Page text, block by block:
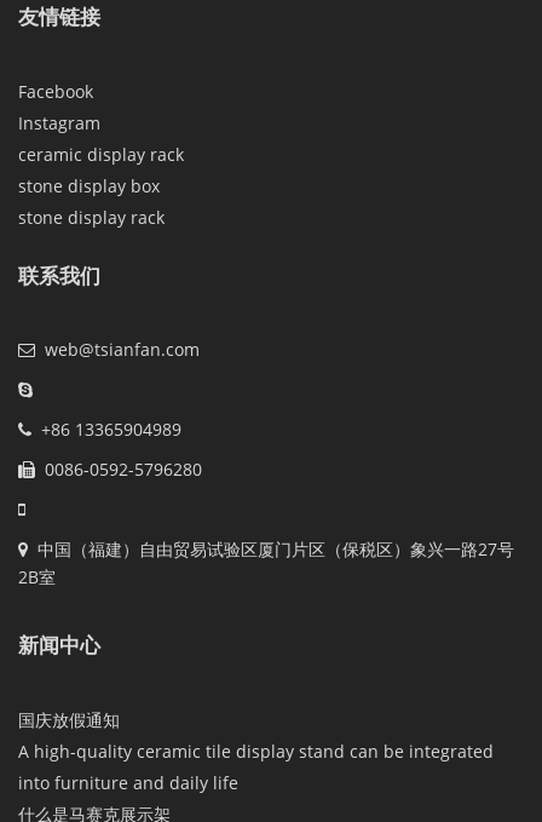
友情链接
Facebook
Instagram
ceramic display rack
stone display box
stone display rack
联系我们
web@tsianfan.com
+86 13365904989
0086-0592-5796280
中国（福建）自由贸易试验区厦门片区（保税区）象兴一路27号
2B室
新闻中心
国庆放假通知
A high-quality ceramic tile display stand can be integrated
into furniture and daily life
什么是马赛克展示架